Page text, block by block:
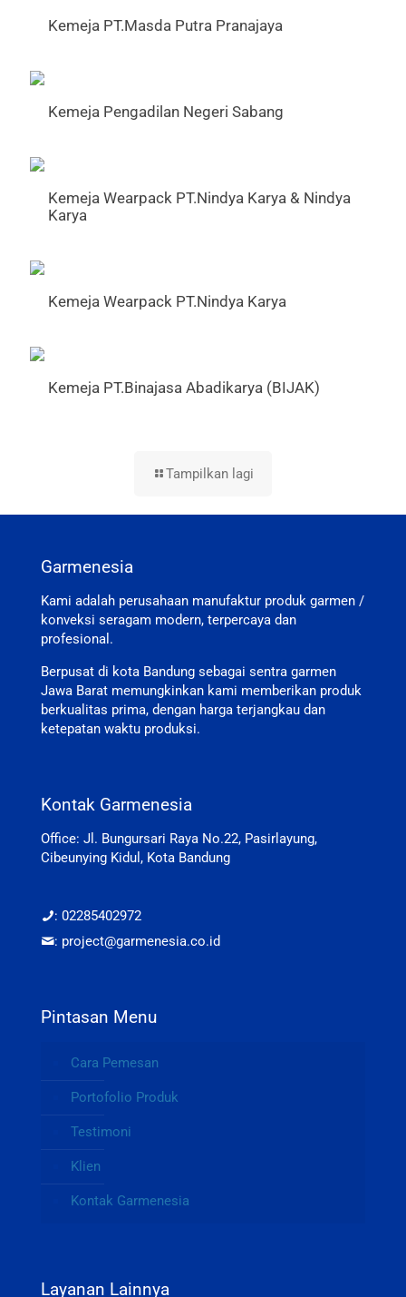
Kemeja PT.Masda Putra Pranajaya
Kemeja Pengadilan Negeri Sabang
Kemeja Wearpack PT.Nindya Karya & Nindya
Karya
Kemeja Wearpack PT.Nindya Karya
Kemeja PT.Binajasa Abadikarya (BIJAK)
Tampilkan lagi
Garmenesia
Kami adalah perusahaan manufaktur produk garmen /
konveksi seragam modern, terpercaya dan
profesional.
Berpusat di kota Bandung sebagai sentra garmen
Jawa Barat memungkinkan kami memberikan produk
berkualitas prima, dengan harga terjangkau dan
ketepatan waktu produksi.
Kontak Garmenesia
Office: Jl. Bungursari Raya No.22, Pasirlayung,
Cibeunying Kidul, Kota Bandung
: 02285402972
: project@garmenesia.co.id
Pintasan Menu
Cara Pemesan
Portofolio Produk
Testimoni
Klien
Kontak Garmenesia
Layanan Lainnya